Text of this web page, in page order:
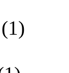
(1)